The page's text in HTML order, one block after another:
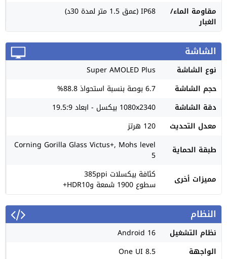
مقاومة الماء/
الغبار
IP68 (عمق 1.5 متر لمدة 30د)
الشاشة
نوع الشاشة
Super AMOLED Plus
حجم الشاشة
6.7 بوصة بنسبة استحواذ 88.8%
دقة الشاشة
1080x2340 بيكسل - ابعاد 19.5:9
معدل التحديث
120 هرتز
طبقة الحماية
Corning Gorilla Glass Victus+, Mohs level
5
مميزات أخرى
كثافة بيكسلات 385ppi
سطوع 1900 شمعة وHDR10+
النظام
نظام التشغيل
Android 16
الواجهة
One UI 8.5